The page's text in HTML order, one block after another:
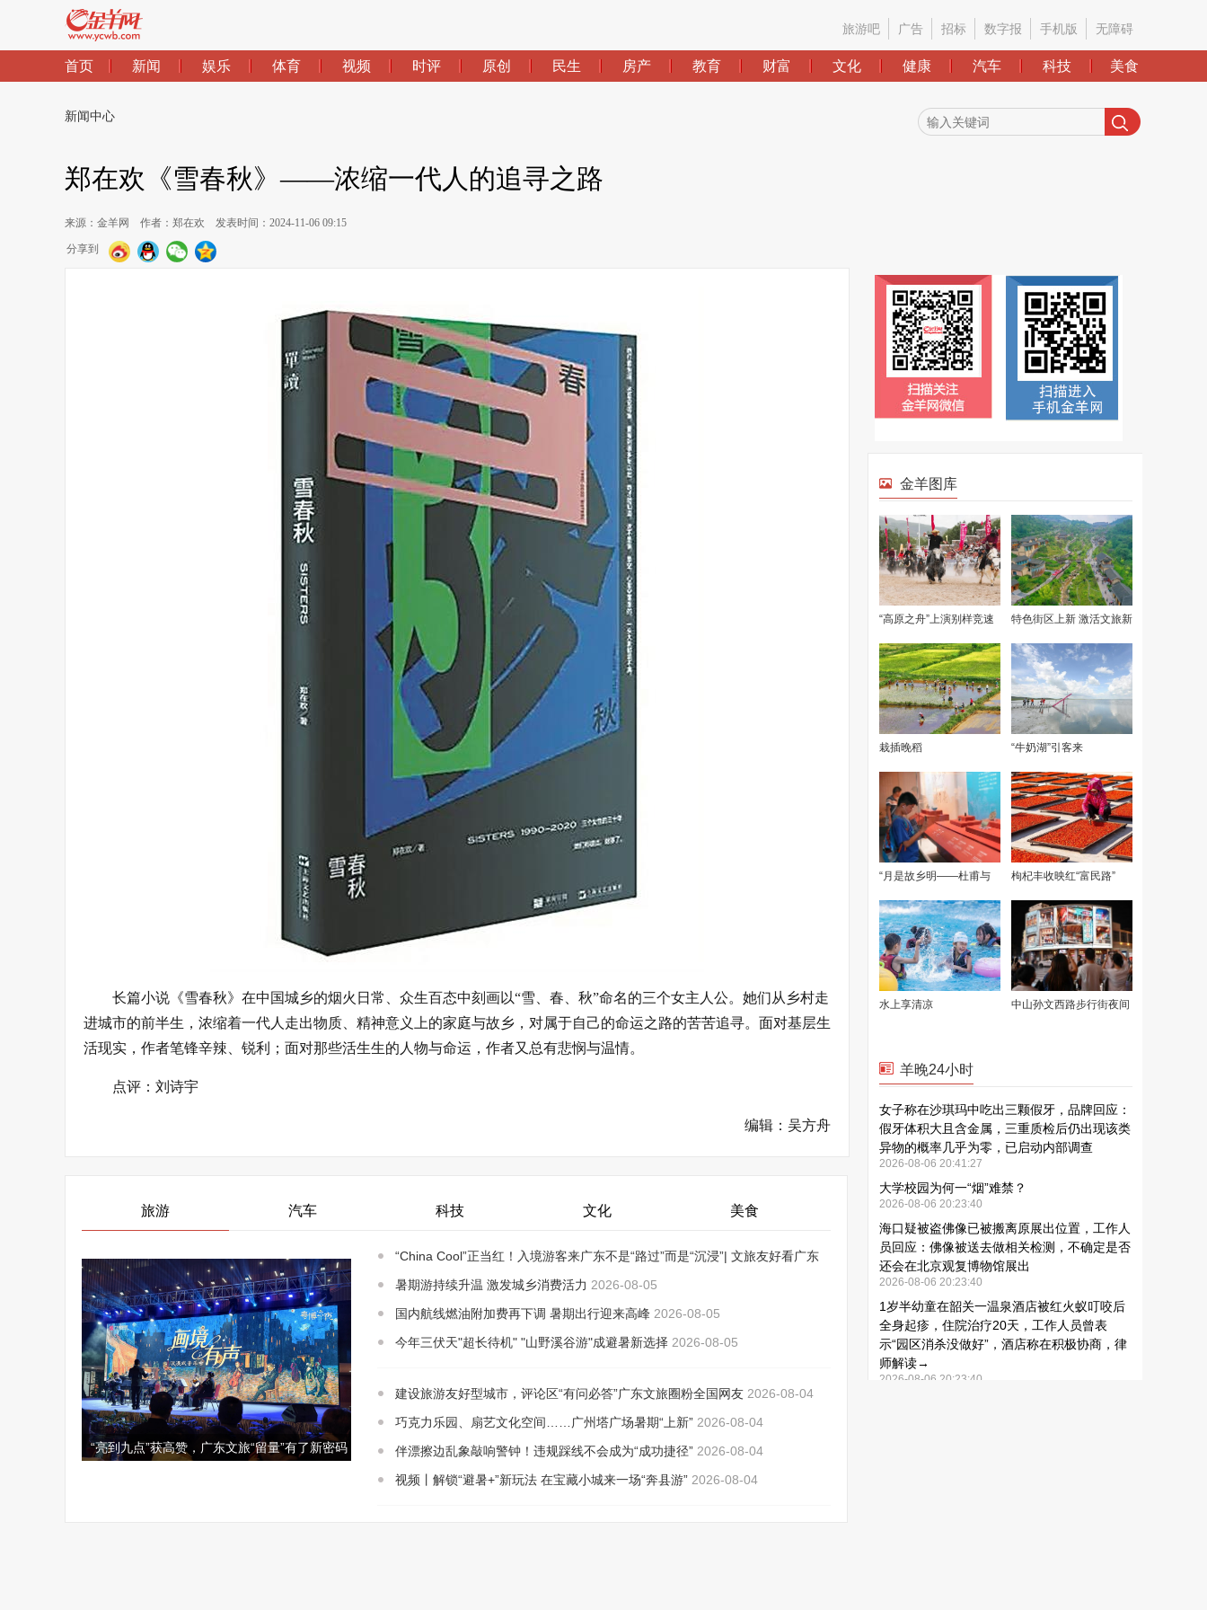
旅游吧 广告 招标 数字报 手机版 无障碍
首页 新闻 娱乐 体育 视频 时评 原创 民生 房产 教育 财富 文化 健康 汽车 科技 美食
新闻中心
郑在欢《雪春秋》——浓缩一代人的追寻之路
来源：金羊网 作者：郑在欢 发表时间：2024-11-06 09:15
分享到
长篇小说《雪春秋》在中国城乡的烟火日常、众生百态中刻画以“雪、春、秋”命名的三个女主人公。她们从乡村走
进城市的前半生，浓缩着一代人走出物质、精神意义上的家庭与故乡，对属于自己的命运之路的苦苦追寻。面对基层生
活现实，作者笔锋辛辣、锐利；面对那些活生生的人物与命运，作者又总有悲悯与温情。
点评：刘诗宇
编辑：吴方舟